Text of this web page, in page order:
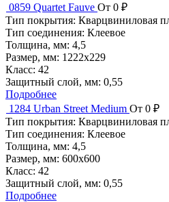
0859 Quartet Fauve От 0 ₽
Тип покрытия: Кварцвиниловая
Тип соединения: Клеевое
Толщина, мм: 4,5
Размер, мм: 1222x229
Класс: 42
Защитный слой, мм: 0,55
Подробнее
1284 Urban Street Medium От 0 ₽
Тип покрытия: Кварцвиниловая
Тип соединения: Клеевое
Толщина, мм: 4,5
Размер, мм: 600x600
Класс: 42
Защитный слой, мм: 0,55
Подробнее